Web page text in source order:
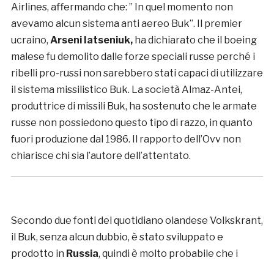
Airlines, affermando che: ” In quel momento non
avevamo alcun sistema anti aereo Buk”. Il premier
ucraino, Arseni Iatseniuk,ha dichiarato che il boeing
malese fu demolito dalle forze speciali russe perché i
ribelli pro-russi non sarebbero stati capaci di utilizzare
il sistema missilistico Buk. La società Almaz-Antei,
produttrice di missili Buk, ha sostenuto che le armate
russe non possiedono questo tipo di razzo, in quanto
fuori produzione dal 1986. Il rapporto dell’Ovv non
chiarisce chi sia l’autore dell’attentato.
Secondo due fonti del quotidiano olandese Volkskrant,
il Buk, senza alcun dubbio, è stato sviluppato e
prodotto in Russia, quindi è molto probabile che i